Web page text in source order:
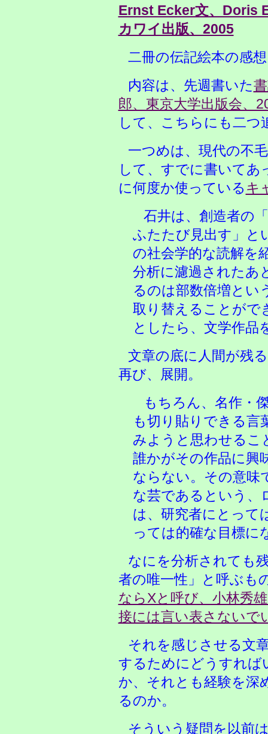
Ernst Ecker文、Doris
カワイ出版、2005
二冊の伝記絵本の感
内容は、先週書いた
郎、東京大学出版会、
して、こちらにも二つ
一つめは、現代の不
して、すでに書いてあ
に何度か使っている キ
石井は、創造者の
ふたたび見出す」と
の社会学的な読解を
分析に濾過されたあ
るのは部数倍増とい
取り替えることがで
としたら、文学作品
文章の底に人間が残
再び、展開。
もちろん、名作・
も切り貼りできる言
みようと思わせるこ
誰かがその作品に興
ならない。その意味
な芸であるという、
は、研究者にとって
っては的確な目標に
なにを分析されても
者の唯一性」と呼ぶも
ならXと呼び、小林秀
接には言い表さないで
それを感じさせる文
するためにどうすれば
か、それとも経験を深
るのか。
そういう疑問を以前